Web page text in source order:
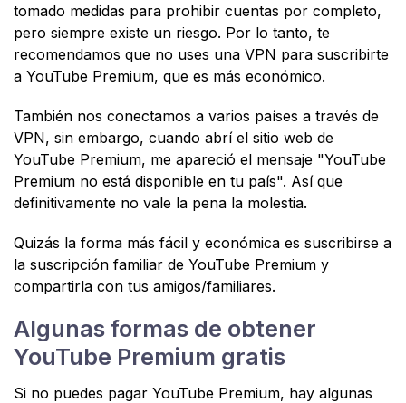
tomado medidas para prohibir cuentas por completo,
pero siempre existe un riesgo. Por lo tanto, te
recomendamos que no uses una VPN para suscribirte
a YouTube Premium, que es más económico.
También nos conectamos a varios países a través de
VPN, sin embargo, cuando abrí el sitio web de
YouTube Premium, me apareció el mensaje "YouTube
Premium no está disponible en tu país". Así que
definitivamente no vale la pena la molestia.
Quizás la forma más fácil y económica es suscribirse a
la suscripción familiar de YouTube Premium y
compartirla con tus amigos/familiares.
Algunas formas de obtener
YouTube Premium gratis
Si no puedes pagar YouTube Premium, hay algunas